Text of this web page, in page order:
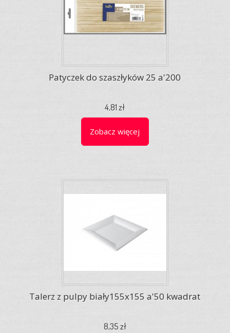
Patyczek do szaszłyków 25 a'200
4,81 zł
Zobacz więcej
Talerz z pulpy biały155x155 a'50 kwadrat
8,35 zł